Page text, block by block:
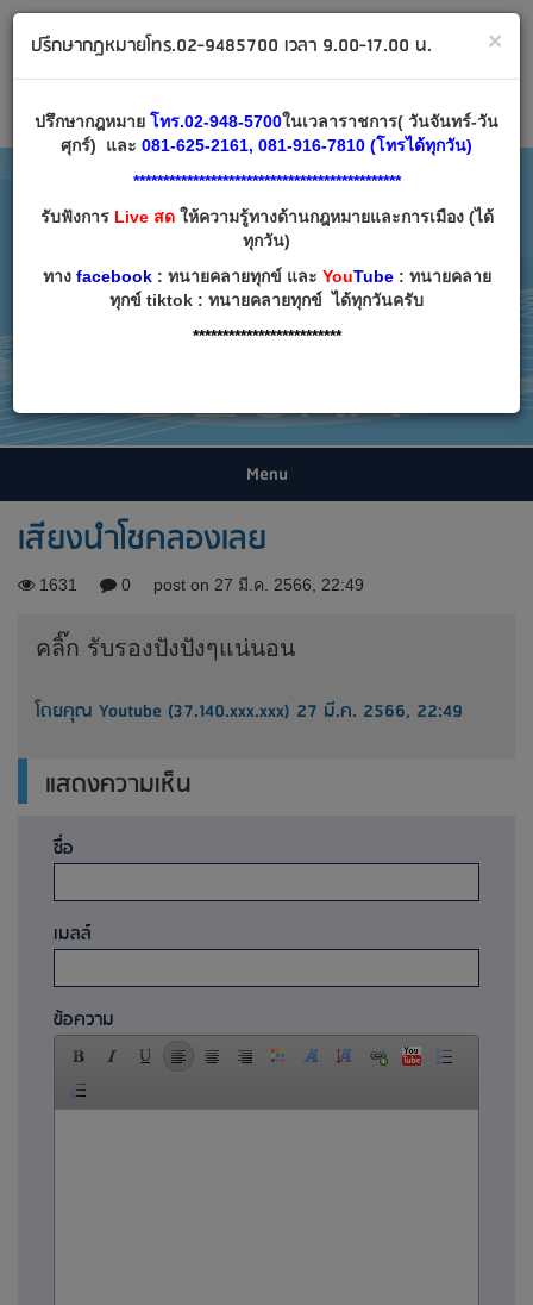
Email:decha007@decha.com
เข้าสู่ระบบ สมัครสมาชิก
Menu
เสียงนำโชคลองเลย
1631 0 post on 27 มี.ค. 2566, 22:49
คลิ๊ก รับรองปังปังๆแน่นอน
โดยคุณ Youtube (37.140.xxx.xxx) 27 มี.ค. 2566, 22:49
แสดงความเห็น
ชื่อ
เมลล์
ข้อความ
×
ปรึกษากฎหมายโทร.02-9485700 เวลา 9.00-17.00 น.
ปรึกษากฎหมาย โทร.02-948-5700ในเวลาราชการ( วันจันทร์-วัน
ศุกร์) และ 081-625-2161, 081-916-7810 (โทรได้ทุกวัน)
*********************************************
รับฟังการLive สดให้ความรู้ทางด้านกฎหมายและการเมือง (ได้
ทุกวัน)
ทาง facebook: ทนายคลายทุกข์ และ YouTube: ทนายคลาย
ทุกข์ tiktok : ทนายคลายทุกข์ ได้ทุกวันครับ
*************************